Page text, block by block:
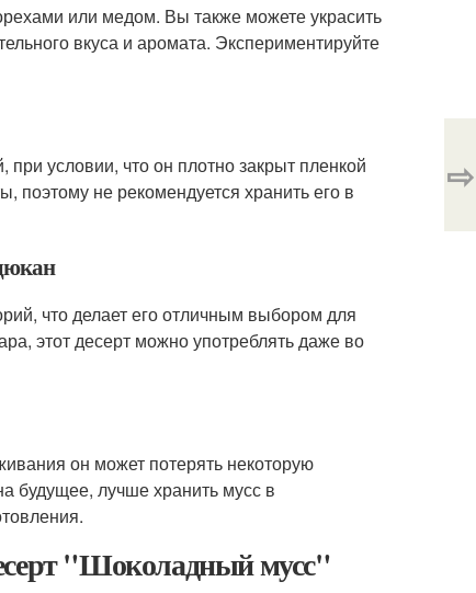
или медом. Вы также можете украсить
вкуса и аромата. Экспериментируйте
условии, что он плотно закрыт пленкой
не рекомендуется хранить его в
что делает его отличным выбором для
этот десерт можно употреблять даже во
он может потерять некоторую
будущее, лучше хранить мусс в
"Шоколадный мусс"
⇨